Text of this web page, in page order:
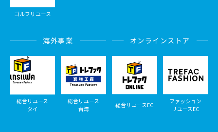
ゴルフリユース
海外事業
総合リユース
タイ
総合リユース
台湾
オンラインストア
総合リユースEC
ファッション
リユースEC